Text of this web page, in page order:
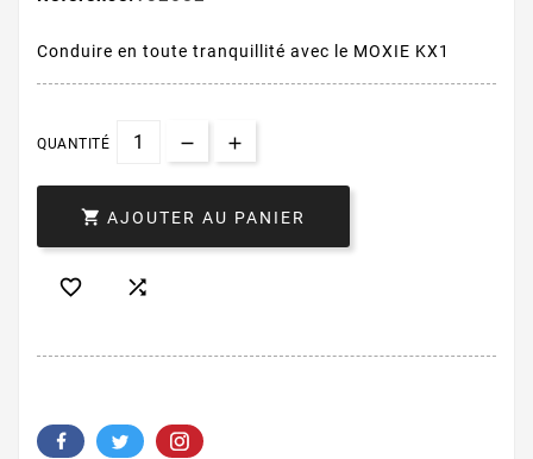
Conduire en toute tranquillité avec le MOXIE KX1
QUANTITÉ
 AJOUTER AU PANIER
 